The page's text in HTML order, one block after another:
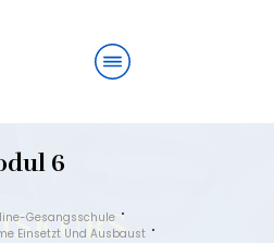
6
Gesangsschule
Einsetzt Und Ausbaust